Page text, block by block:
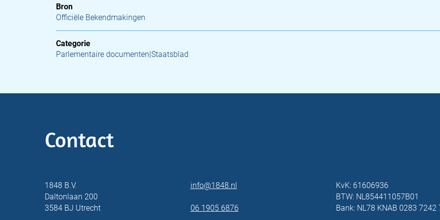
Bron
Officiële Bekendmakingen
Categorie
Parlementaire documenten|Staatsblad
Contact
1848 B.V.
Daltonlaan 200
3584 BJ Utrecht
info@1848.nl
06 1905 6876
KvK: 61606936
BTW: NL854411057B01
Bank: NL78 KNAB 0283 7242